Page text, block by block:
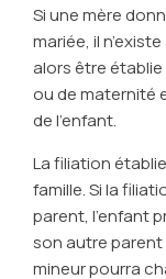
Si une mère
mariée, il
alors être
ou de maternité
de l’enfant.
La filiation
famille. Si la
parent, l’enfant
son autre
mineur pourra